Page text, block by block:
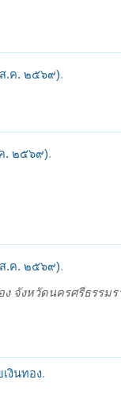
.ค. ๒๕๖๙).
. ๒๕๖๙).
.ค. ๒๕๖๙).
จังหวัดนครศรีธรรมร
งินทอง.